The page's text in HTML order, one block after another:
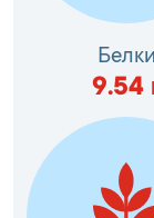
Белки
9.54